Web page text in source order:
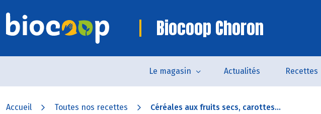
Biocoop Choron
Le magasin Actualités Recettes
Accueil Toutes nos recettes Céréales aux fruits secs, carottes...